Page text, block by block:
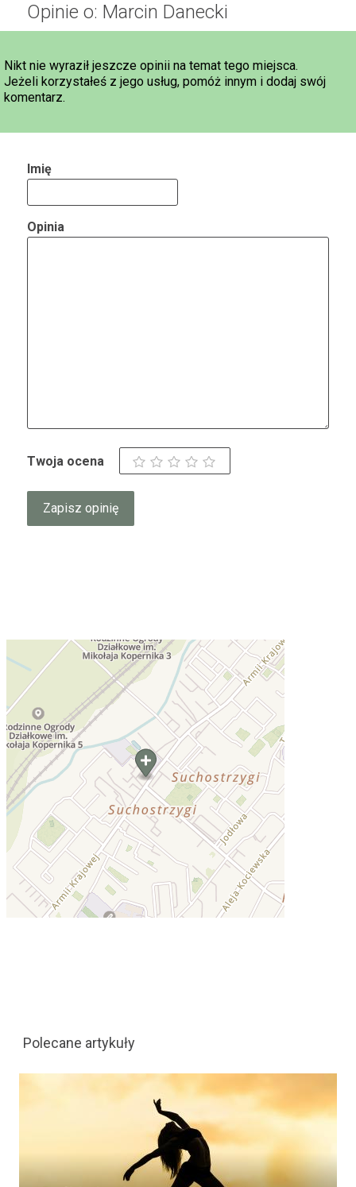
Opinie o: Marcin Danecki
Nikt nie wyraził jeszcze opinii na temat tego miejsca.
Jeżeli korzystałeś z jego usług, pomóż innym i dodaj swój
komentarz.
Imię
Opinia
Twoja ocena
Polecane artykuły